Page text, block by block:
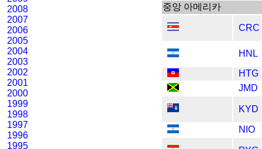
2008
2007
2006
2005
2004
2003
2002
2001
2000
1999
1998
1997
1996
1995
중앙 아메리카
CRC
HNL
HTG
JMD
KYD
NIO